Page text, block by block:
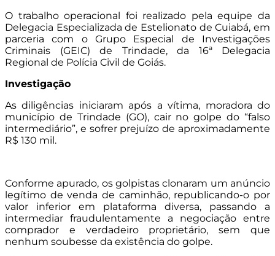
O trabalho operacional foi realizado pela equipe da
Delegacia Especializada de Estelionato de Cuiabá, em
parceria com o Grupo Especial de Investigações
Criminais (GEIC) de Trindade, da 16ª Delegacia
Regional de Polícia Civil de Goiás.
Investigação
As diligências iniciaram após a vítima, moradora do
município de Trindade (GO), cair no golpe do “falso
intermediário”, e sofrer prejuízo de aproximadamente
R$ 130 mil.
Conforme apurado, os golpistas clonaram um anúncio
legítimo de venda de caminhão, republicando-o por
valor inferior em plataforma diversa, passando a
intermediar fraudulentamente a negociação entre
comprador e verdadeiro proprietário, sem que
nenhum soubesse da existência do golpe.